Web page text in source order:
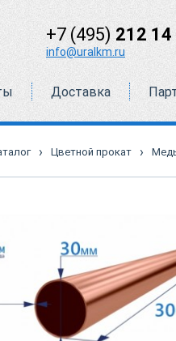
+7 (495) 212 14
info@uralkm.ru
Доставка
› Цветной прокат ›